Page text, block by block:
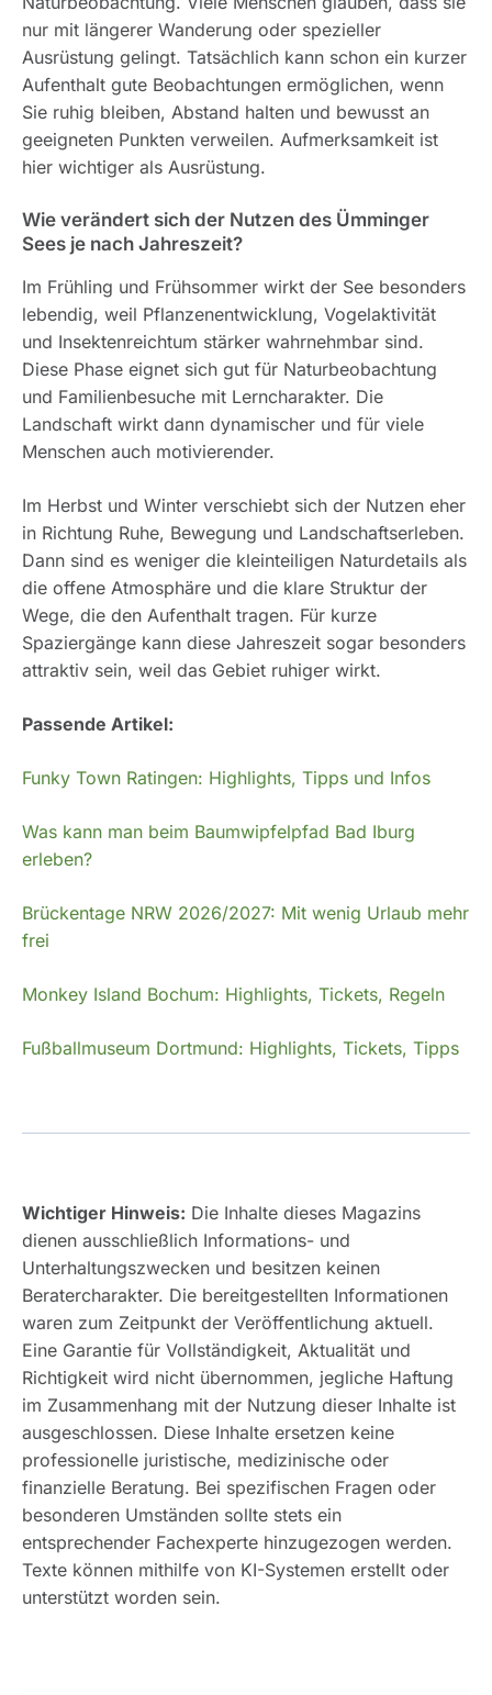
nur mit längerer Wanderung oder spezieller
Ausrüstung gelingt. Tatsächlich kann schon ein kurzer
Aufenthalt gute Beobachtungen ermöglichen, wenn
Sie ruhig bleiben, Abstand halten und bewusst an
geeigneten Punkten verweilen. Aufmerksamkeit ist
hier wichtiger als Ausrüstung.
Wie verändert sich der Nutzen des Ümminger
Sees je nach Jahreszeit?
Im Frühling und Frühsommer wirkt der See besonders
lebendig, weil Pflanzenentwicklung, Vogelaktivität
und Insektenreichtum stärker wahrnehmbar sind.
Diese Phase eignet sich gut für Naturbeobachtung
und Familienbesuche mit Lerncharakter. Die
Landschaft wirkt dann dynamischer und für viele
Menschen auch motivierender.
Im Herbst und Winter verschiebt sich der Nutzen eher
in Richtung Ruhe, Bewegung und Landschaftserleben.
Dann sind es weniger die kleinteiligen Naturdetails als
die offene Atmosphäre und die klare Struktur der
Wege, die den Aufenthalt tragen. Für kurze
Spaziergänge kann diese Jahreszeit sogar besonders
attraktiv sein, weil das Gebiet ruhiger wirkt.
Passende Artikel:
Funky Town Ratingen: Highlights, Tipps und Infos
Was kann man beim Baumwipfelpfad Bad Iburg
erleben?
Brückentage NRW 2026/2027: Mit wenig Urlaub mehr
frei
Monkey Island Bochum: Highlights, Tickets, Regeln
Fußballmuseum Dortmund: Highlights, Tickets, Tipps
Wichtiger Hinweis: Die Inhalte dieses Magazins
dienen ausschließlich Informations- und
Unterhaltungszwecken und besitzen keinen
Beratercharakter. Die bereitgestellten Informationen
waren zum Zeitpunkt der Veröffentlichung aktuell.
Eine Garantie für Vollständigkeit, Aktualität und
Richtigkeit wird nicht übernommen, jegliche Haftung
im Zusammenhang mit der Nutzung dieser Inhalte ist
ausgeschlossen. Diese Inhalte ersetzen keine
professionelle juristische, medizinische oder
finanzielle Beratung. Bei spezifischen Fragen oder
besonderen Umständen sollte stets ein
entsprechender Fachexperte hinzugezogen werden.
Texte können mithilfe von KI-Systemen erstellt oder
unterstützt worden sein.